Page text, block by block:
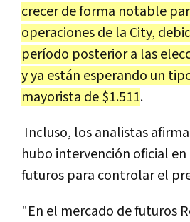
crecer de forma notable
operaciones de la City,
período posterior a las
y ya están esperando un
mayorista de $1.511.
Incluso, los analistas
hubo intervención oficial
futuros para controlar el
"En el mercado de futuros